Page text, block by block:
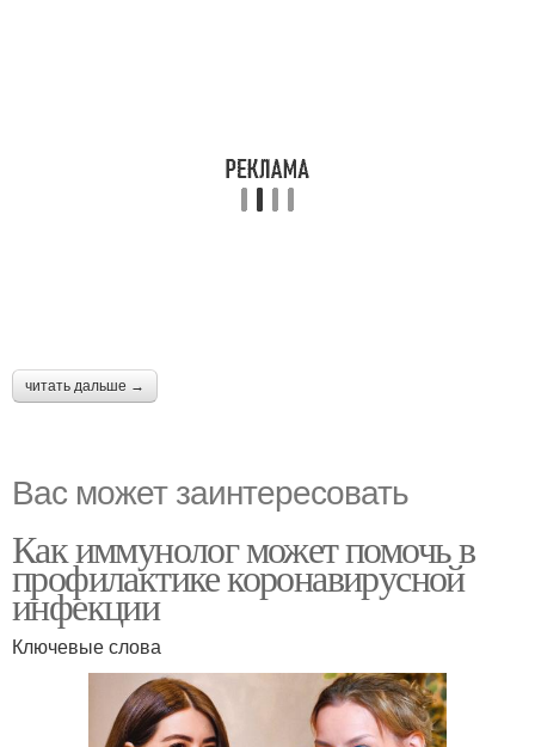
читать дальше →
Вас может заинтересовать
Как иммунолог может помочь в
профилактике коронавирусной
инфекции
Ключевые слова